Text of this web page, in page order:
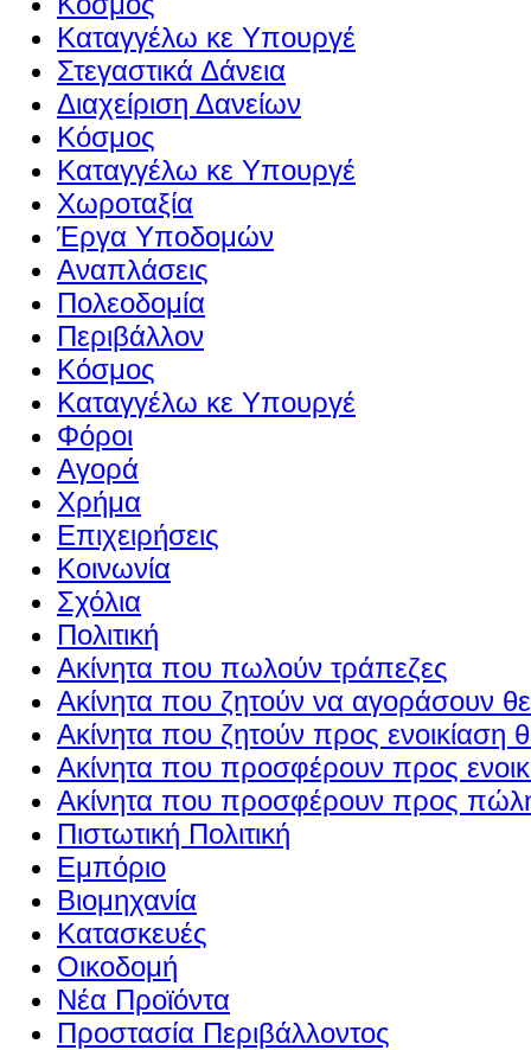
Καταγγέλω κε Υπουργέ
Στεγαστικά Δάνεια
Διαχείριση Δανείων
Κόσμος
Καταγγέλω κε Υπουργέ
Χωροταξία
Έργα Υποδομών
Αναπλάσεις
Πολεοδομία
Περιβάλλον
Κόσμος
Καταγγέλω κε Υπουργέ
Φόροι
Αγορά
Χρήμα
Επιχειρήσεις
Κοινωνία
Σχόλια
Πολιτική
Ακίνητα που πωλούν τράπεζες
Ακίνητα που ζητούν να αγοράσουν
Ακίνητα που ζητούν προς ενοικίαση
Ακίνητα που προσφέρουν προς
Ακίνητα που προσφέρουν προς
Πιστωτική Πολιτική
Εμπόριο
Βιομηχανία
Κατασκευές
Οικοδομή
Νέα Προϊόντα
Προστασία Περιβάλλοντος